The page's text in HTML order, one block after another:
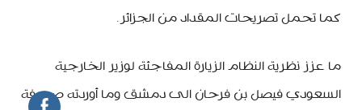
كما تحمل تصريحات المقداد من الجزائر.
ما عزز نظرية النظام الزيارة المفاجئة لوزير الخارجية
السعودي فيصل بن فرحان الى دمشق وما أوردته صحيفة